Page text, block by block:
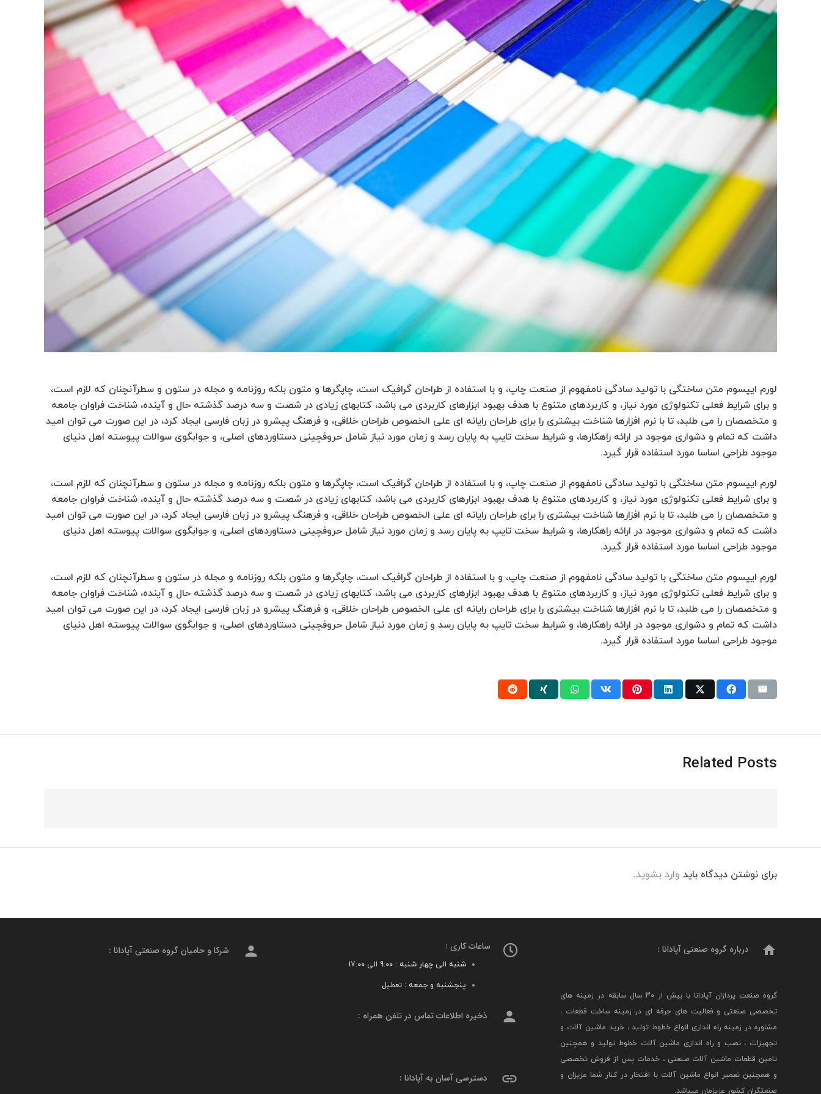
لورم ایپسوم متن ساختگی با تولید سادگی نامفهوم از صنعت چاپ، و با استفاده از طراحان گرافیک است، چاپگرها و متون بلکه روزنامه و مجله در ستون و سطرآنچنان که لازم است،
و برای شرایط فعلی تکنولوژی مورد نیاز، و کاربردهای متنوع با هدف بهبود ابزارهای کاربردی می باشد، کتابهای زیادی در شصت و سه درصد گذشته حال و آینده، شناخت فراوان جامعه
و متخصصان را می طلبد، تا با نرم افزارها شناخت بیشتری را برای طراحان رایانه ای علی الخصوص طراحان خلاقی، و فرهنگ پیشرو در زبان فارسی ایجاد کرد، در این صورت می توان امید
داشت که تمام و دشواری موجود در ارائه راهکارها، و شرایط سخت تایپ به پایان رسد و زمان مورد نیاز شامل حروفچینی دستاوردهای اصلی، و جوابگوی سوالات پیوسته اهل دنیای
موجود طراحی اساسا مورد استفاده قرار گیرد.
لورم ایپسوم متن ساختگی با تولید سادگی نامفهوم از صنعت چاپ، و با استفاده از طراحان گرافیک است، چاپگرها و متون بلکه روزنامه و مجله در ستون و سطرآنچنان که لازم است،
و برای شرایط فعلی تکنولوژی مورد نیاز، و کاربردهای متنوع با هدف بهبود ابزارهای کاربردی می باشد، کتابهای زیادی در شصت و سه درصد گذشته حال و آینده، شناخت فراوان جامعه
و متخصصان را می طلبد، تا با نرم افزارها شناخت بیشتری را برای طراحان رایانه ای علی الخصوص طراحان خلاقی، و فرهنگ پیشرو در زبان فارسی ایجاد کرد، در این صورت می توان امید
داشت که تمام و دشواری موجود در ارائه راهکارها، و شرایط سخت تایپ به پایان رسد و زمان مورد نیاز شامل حروفچینی دستاوردهای اصلی، و جوابگوی سوالات پیوسته اهل دنیای
موجود طراحی اساسا مورد استفاده قرار گیرد.
لورم ایپسوم متن ساختگی با تولید سادگی نامفهوم از صنعت چاپ، و با استفاده از طراحان گرافیک است، چاپگرها و متون بلکه روزنامه و مجله در ستون و سطرآنچنان که لازم است،
و برای شرایط فعلی تکنولوژی مورد نیاز، و کاربردهای متنوع با هدف بهبود ابزارهای کاربردی می باشد، کتابهای زیادی در شصت و سه درصد گذشته حال و آینده، شناخت فراوان جامعه
و متخصصان را می طلبد، تا با نرم افزارها شناخت بیشتری را برای طراحان رایانه ای علی الخصوص طراحان خلاقی، و فرهنگ پیشرو در زبان فارسی ایجاد کرد، در این صورت می توان امید
داشت که تمام و دشواری موجود در ارائه راهکارها، و شرایط سخت تایپ به پایان رسد و زمان مورد نیاز شامل حروفچینی دستاوردهای اصلی، و جوابگوی سوالات پیوسته اهل دنیای
موجود طراحی اساسا مورد استفاده قرار گیرد.
Related Posts
برای نوشتن دیدگاه باید وارد بشوید.
home درباره گروه صنعتی آپادانا :
گروه صنعت پردازان آپادانا با بیش از 30 سال سابقه در زمینه های
تخصصی صنعتی و فعالیت های حرفه ای در زمینه ساخت قطعات ،
مشاوره در زمینه راه اندازی انواع خطوط تولید ، خرید ماشین آلات و
تجهیزات ، نصب و راه اندازی ماشین آلات خطوط تولید و همچنین
تامین قطعات ماشین آلات صنعتی ، خدمات پس از فروش تخصصی
و همچنین تعمیر انواع ماشین آلات با افتخار در کنار شما عزیزان و
صنعتگران کشور عزیزمان میباشد.
ساعات کاری :
شنبه الی چهار شنبه : 9:00 الی 17:00
پنجشنبه و جمعه : تعطیل
person ذخیره اطلاعات تماس در تلفن همراه :
link دسترسی آسان به آپادانا :
person شرکا و حامیان گروه صنعتی آپادانا :